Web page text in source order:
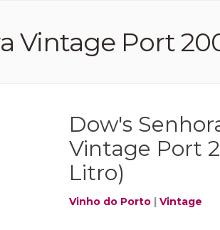
Vintage Port
Dow's
Vintage Port
Litro)
Vinho do Porto | Vintage